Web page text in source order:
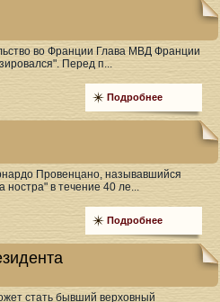
во Франции Глава МВД Франции
Перед п...
Подробнее
Провенцано, называвшийся
ностра" в течение 40 ле...
Подробнее
стать бывший верховный